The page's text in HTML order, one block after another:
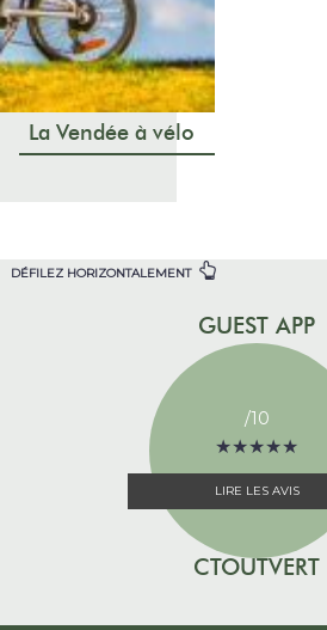
La Vendée à vélo
DÉFILEZ HORIZONTALEMENT
GUEST APP
/10
★★★★★
★★★★★
LIRE LES AVIS
CTOUTVERT